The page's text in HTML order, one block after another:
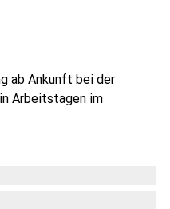
ab Ankunft bei der
Arbeitstagen im